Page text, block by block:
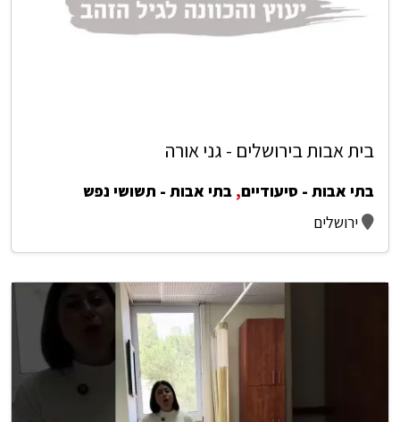
בית אבות בירושלים - גני אורה
בתי אבות - סיעודיים, בתי אבות - תשושי נפש
ירושלים